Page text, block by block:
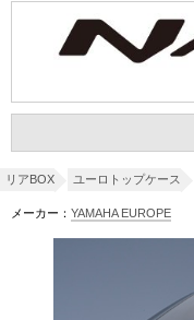
リアBOX ユーロトップケース
メーカー： YAMAHA EUROPE